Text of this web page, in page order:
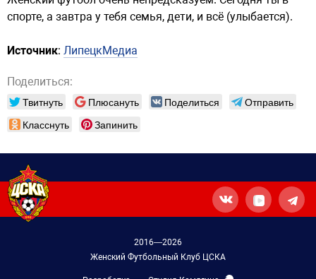
спорте, а завтра у тебя семья, дети, и всё (улыбается).
Источник: ЛипецкМедиа
Поделиться:
Твитнуть Плюсануть Поделиться
Отправить
Класснуть
Запинить
2016—2026
Женский Футбольный Клуб ЦСКА